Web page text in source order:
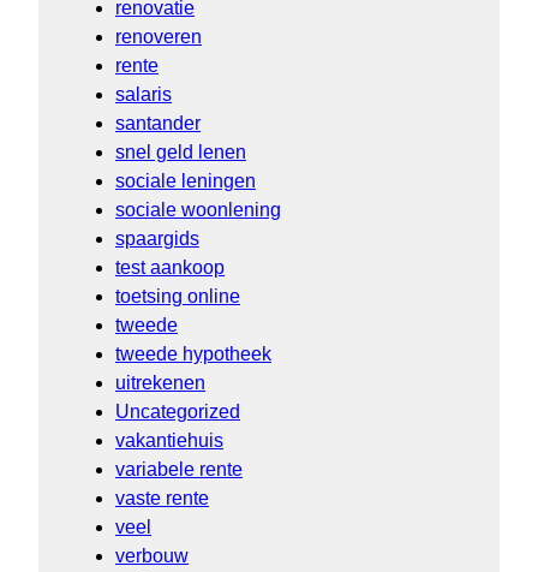
renovatie
renoveren
rente
salaris
santander
snel geld lenen
sociale leningen
sociale woonlening
spaargids
test aankoop
toetsing online
tweede
tweede hypotheek
uitrekenen
Uncategorized
vakantiehuis
variabele rente
vaste rente
veel
verbouw